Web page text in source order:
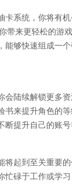
卡系统，你将有
来更轻松的游
能够快速组成一
会陆续解锁更多
书来提升角色的
提升自己的账
将起到至关重要
碌于工作或学